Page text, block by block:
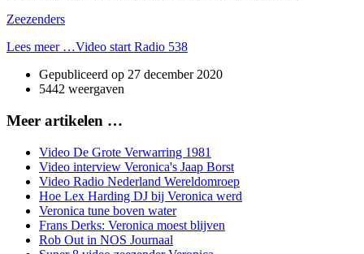
Zeezenders
Lees meer …Video start Radio 538
Gepubliceerd op 27 december 2020
5442 weergaven
Meer artikelen …
Video De Grote Verwarring 1981
Video interview Veronica's Jaap Borst
Video Radio Nederland Wereldomroep
Hoe Lex Harding DJ bij Veronica werd
Veronica tune boven water
Frans Derks: Veronica moest blijven
Rob Out in NOS Journaal